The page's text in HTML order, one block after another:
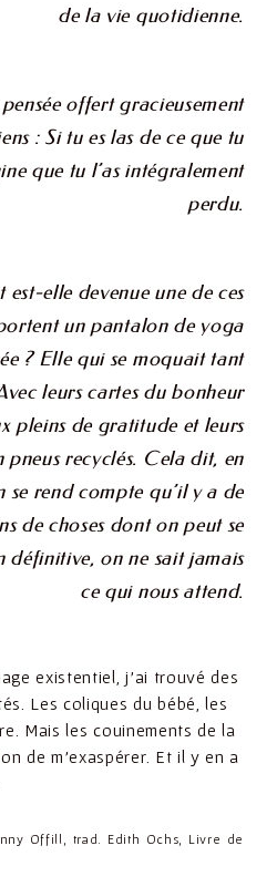
de la vie quotidienne.
offert gracieusement
: Si tu es las de ce que tu
que tu l’as intégralement
perdu.
est-elle devenue une de ces
un pantalon de yoga
? Elle qui se moquait tant
leurs cartes du bonheur
pleins de gratitude et leurs
pneus recyclés. Cela dit, en
se rend compte qu’il y a de
de choses dont on peut se
définitive, on ne sait jamais
ce qui nous attend.
existentiel, j’ai trouvé des
Les coliques du bébé, les
Mais les couinements de la
de m’exaspérer. Et il y en a
Offill, trad. Edith Ochs, Livre de